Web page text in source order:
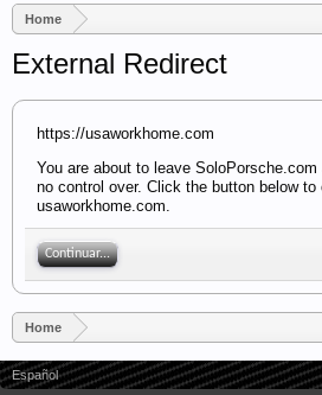
Home
External Redirect
https://usaworkhome.com
You are about to leave
no control over. Click the button below to
usaworkhome.com.
Continuar...
Home
Español